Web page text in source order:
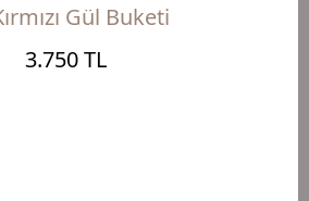
Gül Buketi
3.750 TL